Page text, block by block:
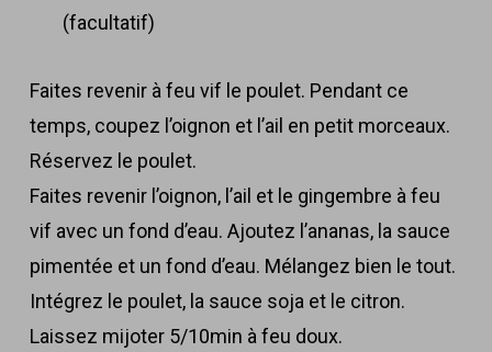
(facultatif)
Faites revenir à feu vif le poulet. Pendant ce
temps, coupez l’oignon et l’ail en petit morceaux.
Réservez le poulet.
Faites revenir l’oignon, l’ail et le gingembre à feu
vif avec un fond d’eau. Ajoutez l’ananas, la sauce
pimentée et un fond d’eau. Mélangez bien le tout.
Intégrez le poulet, la sauce soja et le citron.
Laissez mijoter 5/10min à feu doux.